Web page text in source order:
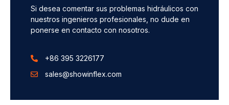
Si desea comentar sus problemas hidráulicos con
nuestros ingenieros profesionales, no dude en
ponerse en contacto con nosotros.
+86 395 3226177
sales@showinflex.com